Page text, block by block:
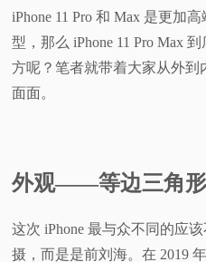
讯
测
频
科
iPhone 11 Pro 和 Max 是更加
型，那么 iPhone 11 Pro Max
方呢？笔者就带着大家从外到
面面。
外观——等边三角
这次 iPhone 最与众不同的应
摄，而是是前刘海。在 2019